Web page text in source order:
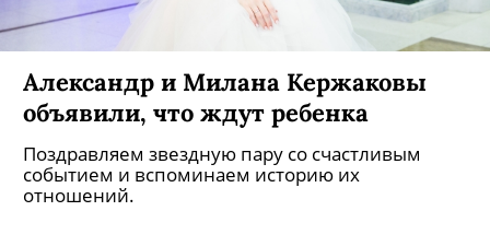
Александр и Милана Кержаковы
объявили, что ждут ребенка
Поздравляем звездную пару со счастливым
событием и вспоминаем историю их
отношений.